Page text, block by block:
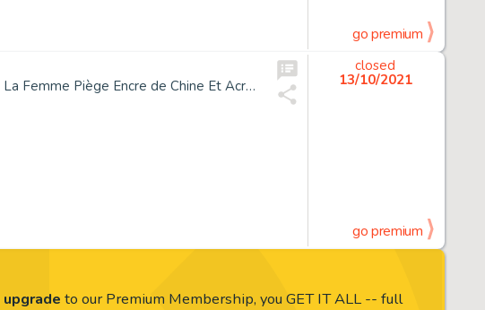
go premium
*Enki Bilal Né En 1951 La Trilogie Nikopol - Tome 2 La Femme Piège Encre de Chine Et Acrylique Sur Papier Pour La Planche 2...
closed
13/10/2021
go premium
upgrade to our Premium Membership, you GET IT ALL -- full